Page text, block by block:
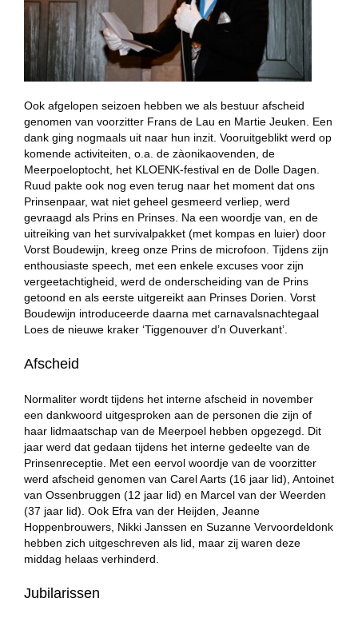
Ook afgelopen seizoen hebben we als bestuur afscheid
genomen van voorzitter Frans de Lau en Martie Jeuken. Een
dank ging nogmaals uit naar hun inzit. Vooruitgeblikt werd op
komende activiteiten, o.a. de zàonikaovenden, de
Meerpoeloptocht, het KLOENK-festival en de Dolle Dagen.
Ruud pakte ook nog even terug naar het moment dat ons
Prinsenpaar, wat niet geheel gesmeerd verliep, werd
gevraagd als Prins en Prinses. Na een woordje van, en de
uitreiking van het survivalpakket (met kompas en luier) door
Vorst Boudewijn, kreeg onze Prins de microfoon. Tijdens zijn
enthousiaste speech, met een enkele excuses voor zijn
vergeetachtigheid, werd de onderscheiding van de Prins
getoond en als eerste uitgereikt aan Prinses Dorien. Vorst
Boudewijn introduceerde daarna met carnavalsnachtegaal
Loes de nieuwe kraker ‘Tiggenouver d’n Ouverkant’.
Afscheid
Normaliter wordt tijdens het interne afscheid in november
een dankwoord uitgesproken aan de personen die zijn of
haar lidmaatschap van de Meerpoel hebben opgezegd. Dit
jaar werd dat gedaan tijdens het interne gedeelte van de
Prinsenreceptie. Met een eervol woordje van de voorzitter
werd afscheid genomen van Carel Aarts (16 jaar lid), Antoinet
van Ossenbruggen (12 jaar lid) en Marcel van der Weerden
(37 jaar lid). Ook Efra van der Heijden, Jeanne
Hoppenbrouwers, Nikki Janssen en Suzanne Vervoordeldonk
hebben zich uitgeschreven als lid, maar zij waren deze
middag helaas verhinderd.
Jubilarissen